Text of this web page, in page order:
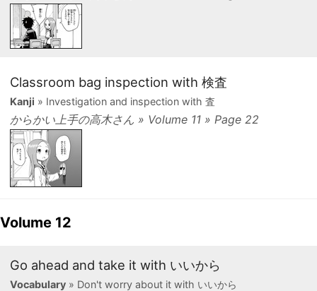
Classroom bag inspection with 検査
Kanji » Investigation and inspection with 査
からかい上手の高木さん » Volume 11 » Page 22
Volume 12
Go ahead and take it with いいから
Vocabulary» Don't worry about it with いいから